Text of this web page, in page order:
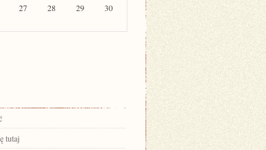
27 28 29
30
tutaj